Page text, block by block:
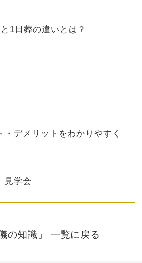
1日葬の違いとは？
・デメリットをわかりやすく
見学会
儀の知識」 一覧に戻る